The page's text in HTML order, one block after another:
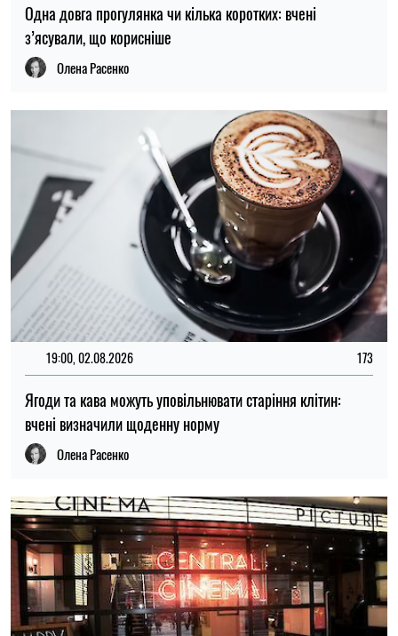
Одна довга прогулянка чи кілька коротких: вчені
з’ясували, що корисніше
Олена Расенко
19:00, 02.08.2026 173
Ягоди та кава можуть уповільнювати старіння клітин:
вчені визначили щоденну норму
Олена Расенко